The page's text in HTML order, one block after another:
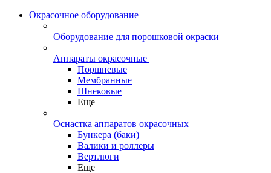
Окрасочное оборудование
Оборудование для порошковой окраски
Аппараты окрасочные
Поршневые
Мембранные
Шнековые
Еще
Оснастка аппаратов окрасочных
Бункера (баки)
Валики и роллеры
Вертлюги
Еще